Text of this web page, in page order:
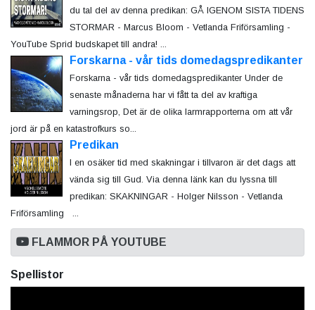
du tal del av denna predikan: GÅ IGENOM SISTA TIDENS
STORMAR - Marcus Bloom - Vetlanda Friförsamling -
YouTube Sprid budskapet till andra! ...
Forskarna - vår tids domedagspredikanter
Forskarna - vår tids domedagspredikanter Under de
senaste månaderna har vi fått ta del av kraftiga
varningsrop, Det är de olika larmrapporterna om att vår
jord är på en katastrofkurs so...
Predikan
I en osäker tid med skakningar i tillvaron är det dags att
vända sig till Gud. Via denna länk kan du lyssna till
predikan: SKAKNINGAR - Holger Nilsson - Vetlanda
Friförsamling ...
FLAMMOR PÅ YOUTUBE
Spellistor